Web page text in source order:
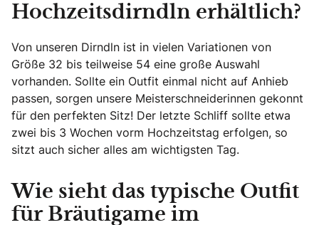
Hochzeitsdirndln erhältlich?
Von unseren Dirndln ist in vielen Variationen von
Größe 32 bis teilweise 54 eine große Auswahl
vorhanden. Sollte ein Outfit einmal nicht auf Anhieb
passen, sorgen unsere Meisterschneiderinnen gekonnt
für den perfekten Sitz! Der letzte Schliff sollte etwa
zwei bis 3 Wochen vorm Hochzeitstag erfolgen, so
sitzt auch sicher alles am wichtigsten Tag.
Wie sieht das typische Outfit
für Bräutigame im